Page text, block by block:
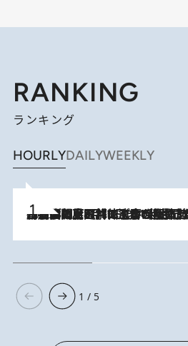
RANKING
ランキング
HOURLYDAILYWEEKLY
2026.8.8
「最後に見られてよかった」上野動物園の東園パンダ舎が解体前に特別公開。8月16日まで延長されたパネル展と共に辿る“半世紀”のパンダ飼育《解体工事の図面あり》
1 / 5